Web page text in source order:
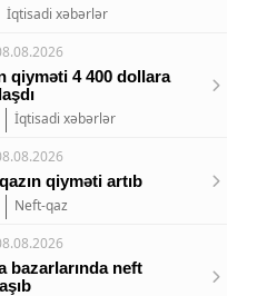
İqtisadi xəbərlər
qiyməti 4 400 dollara
İqtisadi xəbərlər
qiyməti artıb
Neft-qaz
bazarlarında neft